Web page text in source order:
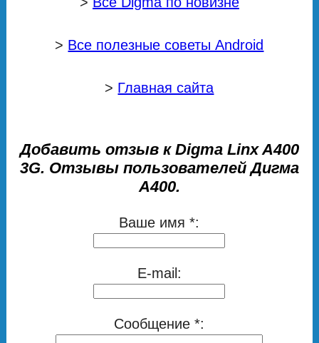
> Все полезные советы Android
> Главная сайта
Добавить отзыв к Digma Linx A400
3G. Отзывы пользователей Дигма
А400.
Ваше имя *:
E-mail:
Сообщение *: